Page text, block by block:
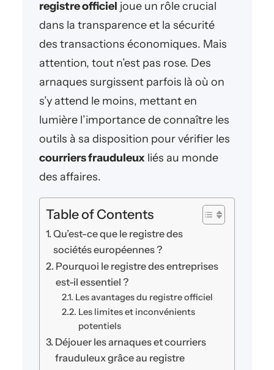
registre officiel joue un rôle crucial
dans la transparence et la sécurité
des transactions économiques. Mais
attention, tout n’est pas rose. Des
arnaques surgissent parfois là où on
s’y attend le moins, mettant en
lumière l’importance de connaître les
outils à sa disposition pour vérifier les
courriers frauduleux liés au monde
des affaires.
Table of Contents
Qu’est-ce que le registre des
sociétés européennes ?
Pourquoi le registre des entreprises
est-il essentiel ?
Les avantages du registre officiel
Les limites et inconvénients
potentiels
Déjouer les arnaques et courriers
frauduleux grâce au registre